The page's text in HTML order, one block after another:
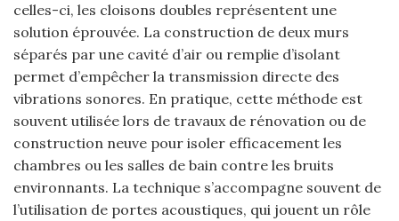
celles-ci, les cloisons doubles représentent une
solution éprouvée. La construction de deux murs
séparés par une cavité d’air ou remplie d’isolant
permet d’empêcher la transmission directe des
vibrations sonores. En pratique, cette méthode est
souvent utilisée lors de travaux de rénovation ou de
construction neuve pour isoler efficacement les
chambres ou les salles de bain contre les bruits
environnants. La technique s’accompagne souvent de
l’utilisation de portes acoustiques, qui jouent un rôle